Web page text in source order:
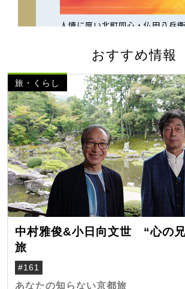
おすすめ情報
旅・くらし
中村雅俊&小日向文世 “心の
旅
#161
あなたの知らない京都旅